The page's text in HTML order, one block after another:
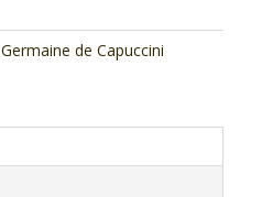
Germaine de Capuccini